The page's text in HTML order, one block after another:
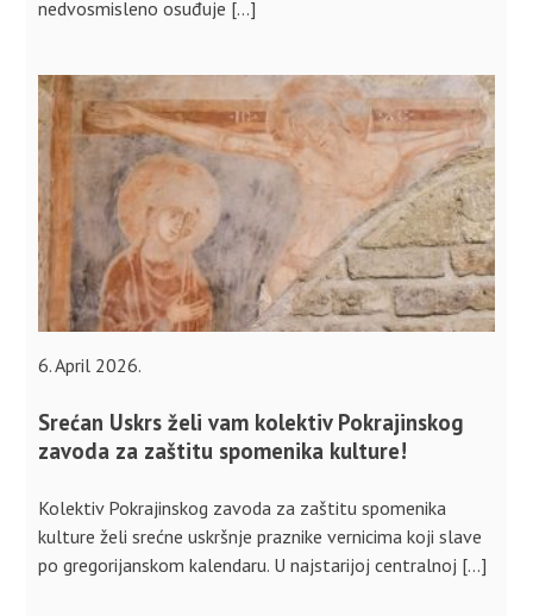
nedvosmisleno osuđuje […]
6. April 2026.
Srećan Uskrs želi vam kolektiv Pokrajinskog
zavoda za zaštitu spomenika kulture!
Kolektiv Pokrajinskog zavoda za zaštitu spomenika
kulture želi srećne uskršnje praznike vernicima koji slave
po gregorijanskom kalendaru. U najstarijoj centralnoj […]